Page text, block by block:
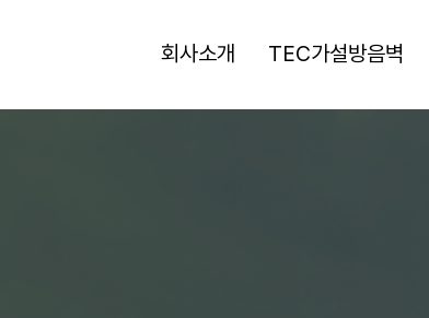
회사소개 TEC가설방음벽